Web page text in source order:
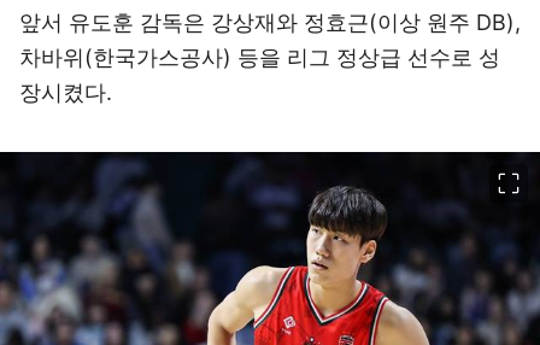
앞서 유도훈 감독은 강상재와 정효근(이상 원주 DB),
차바위(한국가스공사) 등을 리그 정상급 선수로 성
장시켰다.